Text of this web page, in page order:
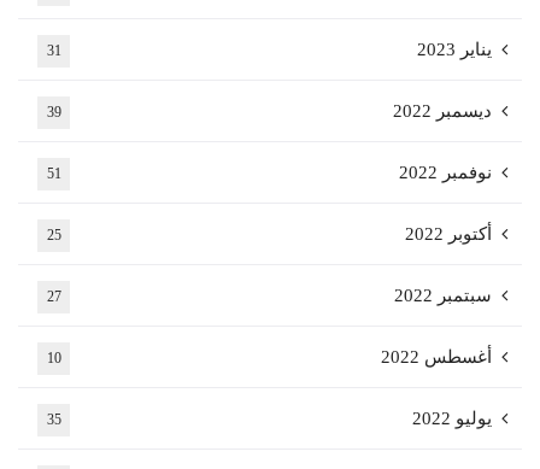
يناير 2023 31
ديسمبر 2022 39
نوفمبر 2022 51
أكتوبر 2022 25
سبتمبر 2022 27
أغسطس 2022 10
يوليو 2022 35